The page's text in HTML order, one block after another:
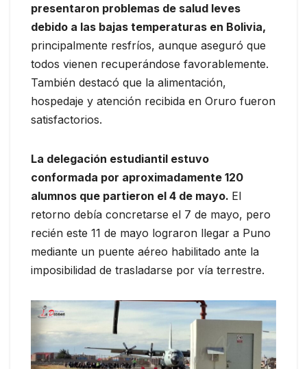
presentaron problemas de salud leves
debido a las bajas temperaturas en Bolivia,
principalmente resfríos, aunque aseguró que
todos vienen recuperándose favorablemente.
También destacó que la alimentación,
hospedaje y atención recibida en Oruro fueron
satisfactorios.
La delegación estudiantil estuvo
conformada por aproximadamente 120
alumnos que partieron el 4 de mayo. El
retorno debía concretarse el 7 de mayo, pero
recién este 11 de mayo lograron llegar a Puno
mediante un puente aéreo habilitado ante la
imposibilidad de trasladarse por vía terrestre.